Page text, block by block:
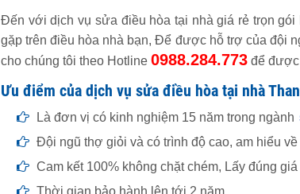
Đến với dịch vụ sửa điều hòa tại nhà giá rẻ trọn
gặp trên điều hòa nhà bạn, Để được hỗ trợ của đội
cho chúng tôi theo Hotline 0988.284.773 để được
Ưu điểm của dịch vụ sửa điều hòa tại nhà
Là đơn vị có kinh nghiệm 15 năm trong ngành
Đội ngũ thợ giỏi và có trình độ cao, am hiểu về
Cam kết 100% không chặt chém, Lấy đúng giá
Thời gian bảo hành lên tới 2 năm